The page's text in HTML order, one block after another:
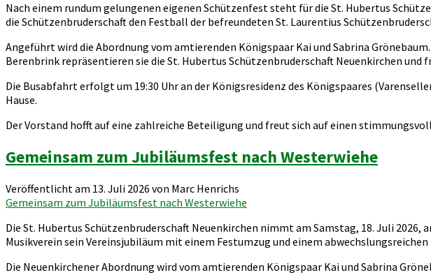
Nach einem rundum gelungenen eigenen Schützenfest steht für die St. Hubertus
die Schützenbruderschaft den Festball der befreundeten St. Laurentius
Angeführt wird die Abordnung vom amtierenden Königspaar Kai und Sabrina
Berenbrink repräsentieren sie die St. Hubertus Schützenbruderschaft Neuenkirchen und
Die Busabfahrt erfolgt um 19:30 Uhr an der Königsresidenz des Königspaares
Hause.
Der Vorstand hofft auf eine zahlreiche Beteiligung und freut sich auf einen
Gemeinsam zum Jubiläumsfest nach Westerwiehe
Veröffentlicht am 13. Juli 2026 von Marc Henrichs
Gemeinsam zum Jubiläumsfest nach Westerwiehe
Die St. Hubertus Schützenbruderschaft Neuenkirchen nimmt am Samstag, 18. Juli
Musikverein sein Vereinsjubiläum mit einem Festumzug und einem
Die Neuenkirchener Abordnung wird vom amtierenden Königspaar Kai und Sabrina